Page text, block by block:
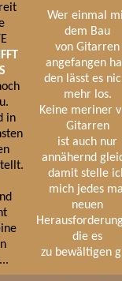
in
Wer einmal
dem Bau
von Gitarren
angefangen
den lässt es
mehr los.
Keine meriner
Gitarren
ist auch nur
annähernd
damit stelle
mich jedes
neuen
die es
zu bewältigen